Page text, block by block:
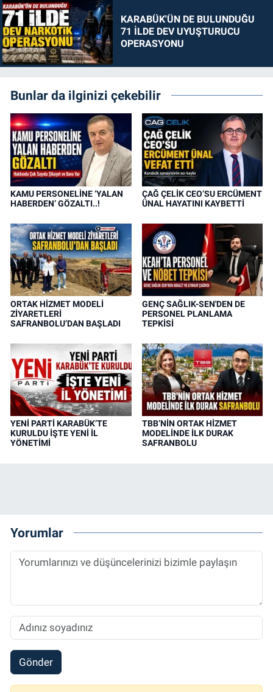
KARABÜK'ÜN DE BULUNDUĞU
71 İLDE DEV UYUŞTURUCU
OPERASYONU
Bunlar da ilginizi çekebilir
KAMU PERSONELİNE ‘YALAN
HABERDEN’ GÖZALTI..!
ÇAĞ ÇELİK CEO’SU ERCÜMENT
ÜNAL HAYATINI KAYBETTİ
ORTAK HİZMET MODELİ
ZİYARETLERİ
SAFRANBOLU’DAN BAŞLADI
GENÇ SAĞLIK-SEN'DEN DE
PERSONEL PLANLAMA
TEPKİSİ
YENİ PARTİ KARABÜK’TE
KURULDU İŞTE YENİ İL
YÖNETİMİ
TBB’NİN ORTAK HİZMET
MODELİNDE İLK DURAK
SAFRANBOLU
Yorumlar
Gönder